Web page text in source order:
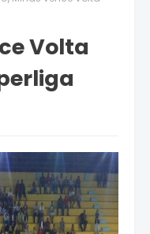
Volta